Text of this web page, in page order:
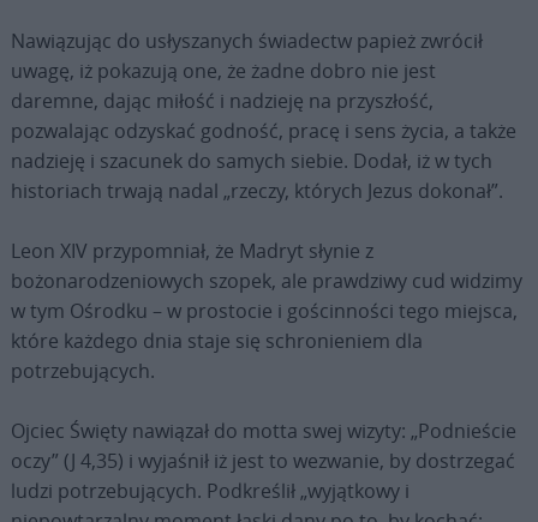
Nawiązując do usłyszanych świadectw papież zwrócił
uwagę, iż pokazują one, że żadne dobro nie jest
daremne, dając miłość i nadzieję na przyszłość,
pozwalając odzyskać godność, pracę i sens życia, a także
nadzieję i szacunek do samych siebie. Dodał, iż w tych
historiach trwają nadal „rzeczy, których Jezus dokonał”.
Leon XIV przypomniał, że Madryt słynie z
bożonarodzeniowych szopek, ale prawdziwy cud widzimy
w tym Ośrodku – w prostocie i gościnności tego miejsca,
które każdego dnia staje się schronieniem dla
potrzebujących.
Ojciec Święty nawiązał do motta swej wizyty: „Podnieście
oczy” (J 4,35) i wyjaśnił iż jest to wezwanie, by dostrzegać
ludzi potrzebujących. Podkreślił „wyjątkowy i